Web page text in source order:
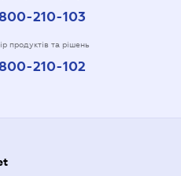
210-103
продуктів та рішень
210-102